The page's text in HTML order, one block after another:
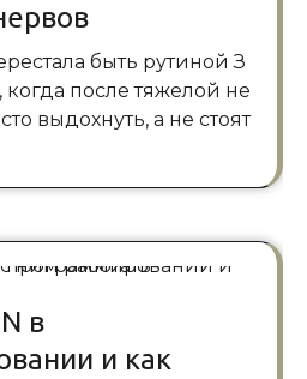
когда после тяжелой не
выдохнуть, а не стоят
в
и как